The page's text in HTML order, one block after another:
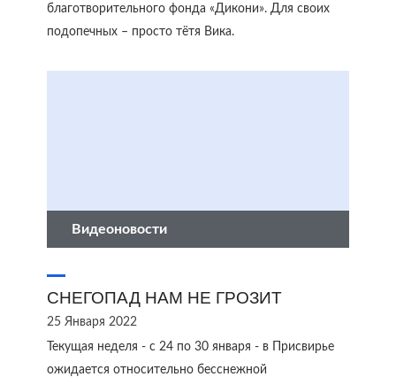
благотворительного фонда «Дикони». Для своих
подопечных – просто тётя Вика.
Видеоновости
СНЕГОПАД НАМ НЕ ГРОЗИТ
25 Января 2022
Текущая неделя - с 24 по 30 января - в Присвирье
ожидается относительно бесснежной